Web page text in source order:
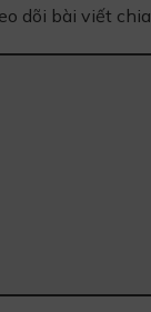
dõi bài viết